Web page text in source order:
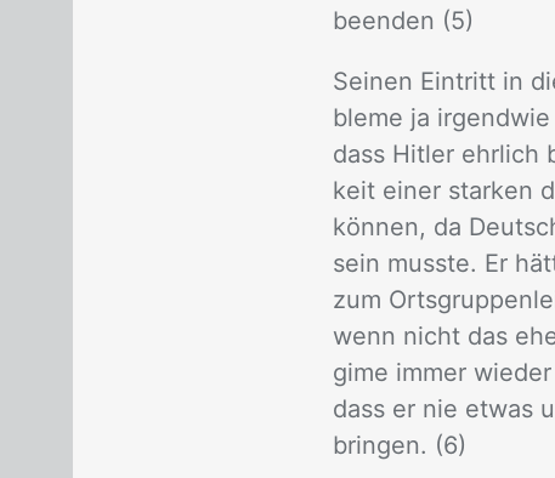
be­en­den (5)
Sei­nen Ein­tritt in
ble­me ja
dass Hit­ler ehr­lich
keit ei­ner star­ken
kön­nen, da
sein muss­te. Er
zum
wenn nicht das
gime im­mer
dass er nie et­was
brin­gen. (6)